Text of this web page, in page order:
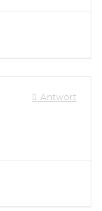
Antwort